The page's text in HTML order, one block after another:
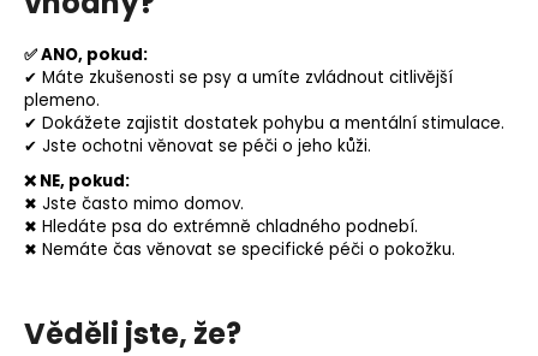
✅ ANO, pokud:
✔ Máte zkušenosti se psy a umíte zvládnout citlivější
plemeno.
✔ Dokážete zajistit dostatek pohybu a mentální stimulace.
✔ Jste ochotni věnovat se péči o jeho kůži.
❌ NE, pokud:
✖ Jste často mimo domov.
✖ Hledáte psa do extrémně chladného podnebí.
✖ Nemáte čas věnovat se specifické péči o pokožku.
Věděli jste, že?